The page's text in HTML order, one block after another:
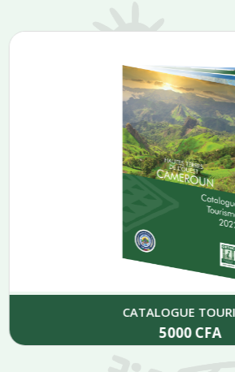
CATALOGUE
5000CFA